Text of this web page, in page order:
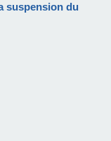
suspension du